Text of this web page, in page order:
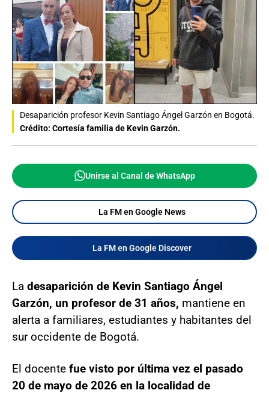
Desaparición profesor Kevin Santiago Ángel Garzón en Bogotá.
Crédito: Cortesía familia de Kevin Garzón.
Unirse al Canal de WhatsApp
La FM en Google News
La FM en Google Discover
La desaparición de Kevin Santiago Ángel
Garzón, un profesor de 31 años, mantiene en
alerta a familiares, estudiantes y habitantes del
sur occidente de Bogotá.
El docente fue visto por última vez el pasado
20 de mayo de 2026 en la localidad de